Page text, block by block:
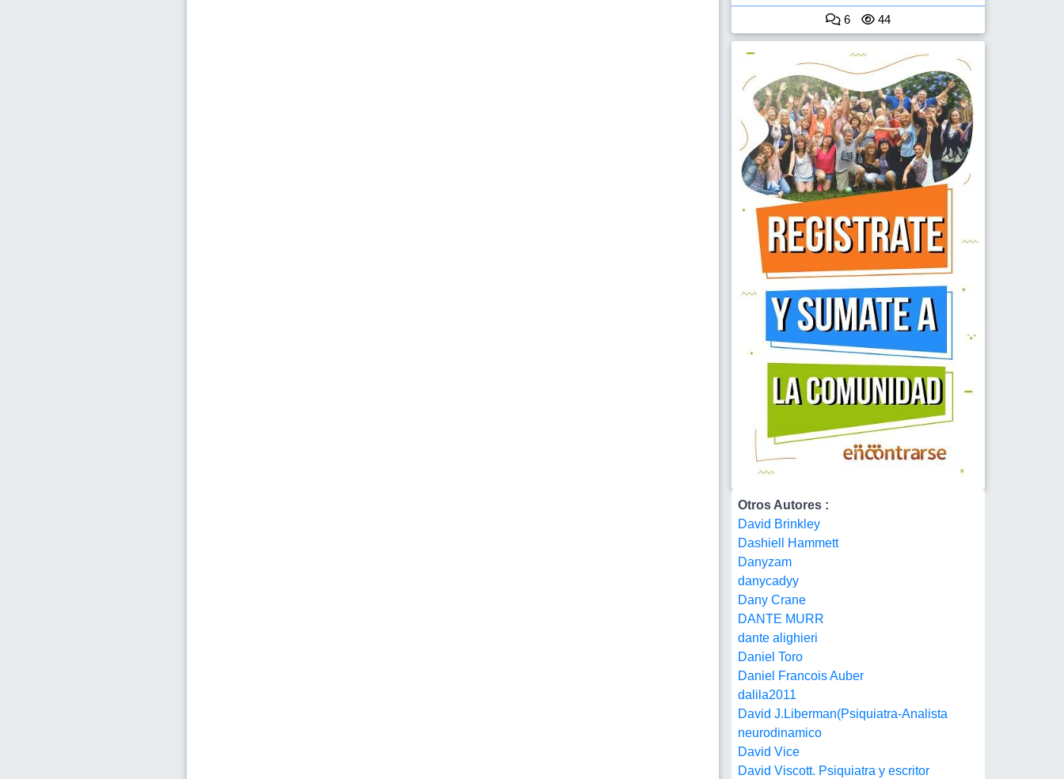
6 44
Otros Autores :
David Brinkley
Dashiell Hammett
Danyzam
danycadyy
Dany Crane
DANTE MURR
dante alighieri
Daniel Toro
Daniel Francois Auber
dalila2011
David J.Liberman(Psiquiatra-Analista
neurodinamico
David Vice
David Viscott. Psiquiatra y escritor